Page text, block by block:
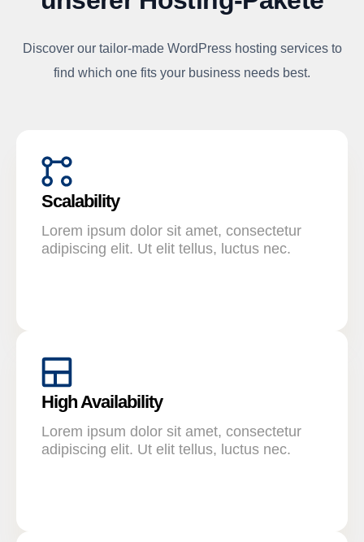
Discover our tailor-made WordPress hosting services to
find which one fits your business needs best.
Scalability
Lorem ipsum dolor sit amet, consectetur
adipiscing elit. Ut elit tellus, luctus nec.
High Availability
Lorem ipsum dolor sit amet, consectetur
adipiscing elit. Ut elit tellus, luctus nec.